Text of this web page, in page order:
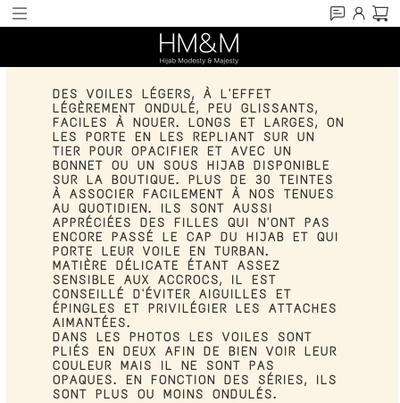
DES VOILES LÉGERS, À L'EFFET
LÉGÈREMENT ONDULÉ, PEU GLISSANTS,
FACILES À NOUER. LONGS ET LARGES, ON
LES PORTE EN LES REPLIANT SUR UN
TIER POUR OPACIFIER ET AVEC UN
BONNET OU UN SOUS HIJAB DISPONIBLE
SUR LA BOUTIQUE. PLUS DE 30 TEINTES
À ASSOCIER FACILEMENT À NOS TENUES
AU QUOTIDIEN. ILS SONT AUSSI
APPRÉCIÉES DES FILLES QUI N'ONT PAS
ENCORE PASSÉ LE CAP DU HIJAB ET QUI
PORTE LEUR VOILE EN TURBAN.
MATIÈRE DÉLICATE ÉTANT ASSEZ
SENSIBLE AUX ACCROCS, IL EST
CONSEILLÉ D'ÉVITER AIGUILLES ET
ÉPINGLES ET PRIVILÉGIER LES ATTACHES
AIMANTÉES.
DANS LES PHOTOS LES VOILES SONT
PLIÉS EN DEUX AFIN DE BIEN VOIR LEUR
COULEUR MAIS IL NE SONT PAS
OPAQUES. EN FONCTION DES SÉRIES, ILS
SONT PLUS OU MOINS ONDULÉS.